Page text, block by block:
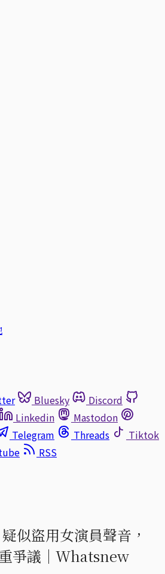
Bluesky
Discord
Linkedin
Mastodon
Telegram Threads
Tiktok
RSS
似盜用女演員聲音，
爭議｜Whatsnew